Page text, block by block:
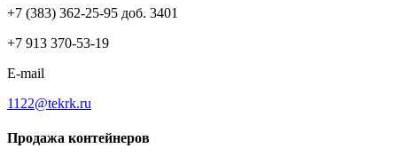
+7 (383) 362-25-95 доб. 3401
+7 913 370-53-19
E-mail
1122@tekrk.ru
Продажа контейнеров